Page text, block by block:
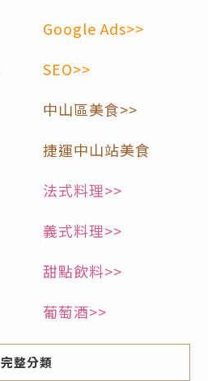
Google Ads>>
SEO>>
中山區美食>>
捷運中山站美食
法式料理>>
義式料理>>
甜點飲料>>
葡萄酒>>
完整分類